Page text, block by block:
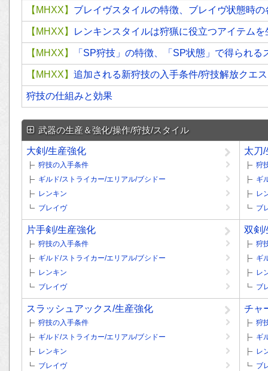
【MHXX】 ブレイヴスタイルの特徴、ブレイヴ状態時
【MHXX】 レンキンスタイルは狩猟に役立つアイテム
【MHXX】 「SP狩技」の特徴、「SP状態」で得られる
【MHXX】 追加される新狩技の入手条件/狩技解放クエ
狩技の仕組みと効果
武器の生産＆強化/操作/狩技/スタイル
大剣/生産強化
狩技の入手条件
ギルド/ストライカー/エリアル/ブシドー
レンキン
ブレイヴ
太刀
狩
ギ
レ
ブ
片手剣/生産強化
狩技の入手条件
ギルド/ストライカー/エリアル/ブシドー
レンキン
ブレイヴ
双剣/
狩
ギ
レ
ブ
スラッシュアックス/生産強化
狩技の入手条件
ギルド/ストライカー/エリアル/ブシドー
レンキン
ブレイヴ
チャ
狩
ギ
レ
ブ